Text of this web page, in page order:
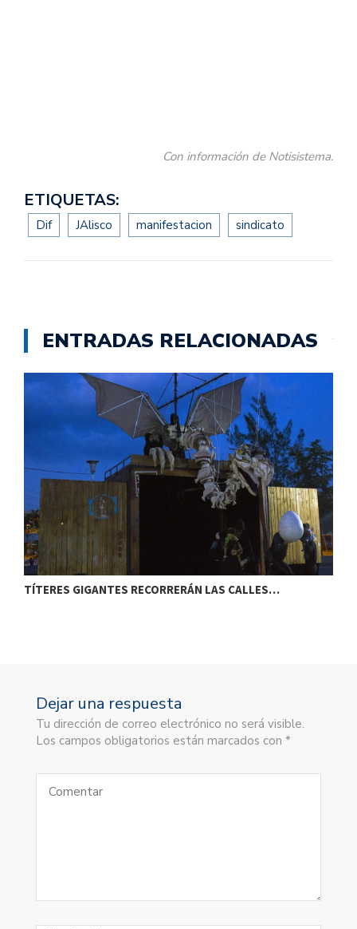
Con información de Notisistema.
ETIQUETAS:
Dif JAlisco manifestacion sindicato
ENTRADAS RELACIONADAS
TÍTERES GIGANTES RECORRERÁN LAS CALLES…
Dejar una respuesta
Tu dirección de correo electrónico no será visible.
Los campos obligatorios están marcados con *